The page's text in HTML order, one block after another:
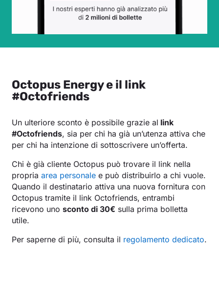
Octopus Energy e il link
#Octofriends
Un ulteriore sconto è possibile grazie al link
#Octofriends, sia per chi ha già un’utenza attiva che
per chi ha intenzione di sottoscrivere un’offerta.
Chi è già cliente Octopus può trovare il link nella
propria area personale e può distribuirlo a chi vuole.
Quando il destinatario attiva una nuova fornitura con
Octopus tramite il link Octofriends, entrambi
ricevono uno sconto di 30€ sulla prima bolletta
utile.
Per saperne di più, consulta il regolamento dedicato.